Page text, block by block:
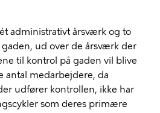
administrativt årsværk og to
ud over de årsværk der
til kontrol på gaden vil blive
antal medarbejdere, da
udfører kontrollen, ikke har
som deres primære